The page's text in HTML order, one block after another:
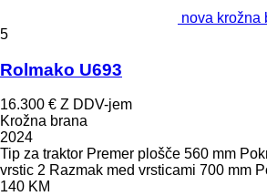
nova krožna
5
Rolmako U693
16.300 € Z DDV-jem
Krožna brana
2024
Tip za traktor Premer plošče 560 mm
vrstic 2 Razmak med vrsticami 700 mm
140 KM